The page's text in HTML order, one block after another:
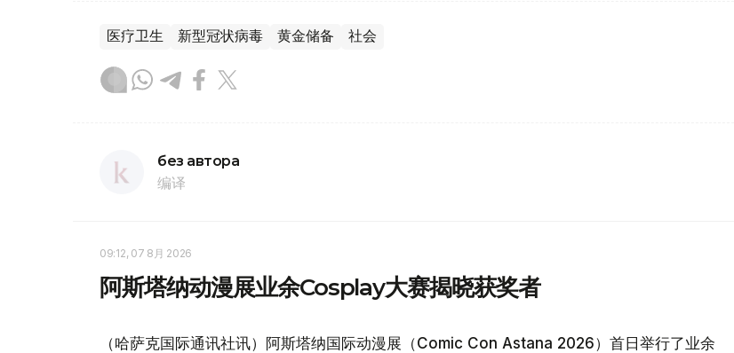
医疗卫生 新型冠状病毒 黄金储备 社会
без автора
编译
09:12, 07 8月 2026
阿斯塔纳动漫展业余Cosplay大赛揭晓获奖者
（哈萨克国际通讯社讯）阿斯塔纳国际动漫展（Comic Con Astana 2026）首日举行了业余